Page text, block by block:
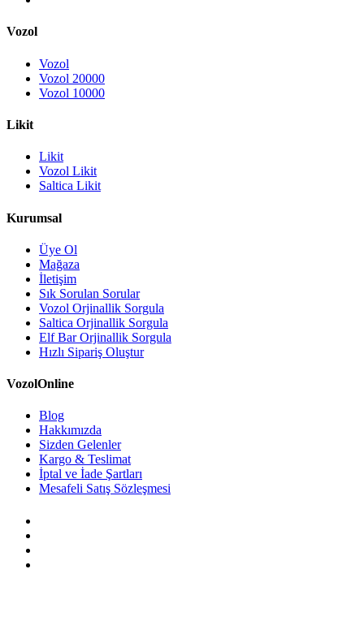
Vozol
Vozol
Vozol 20000
Vozol 10000
Likit
Likit
Vozol Likit
Saltica Likit
Kurumsal
Üye Ol
Mağaza
İletişim
Sık Sorulan Sorular
Vozol Orjinallik Sorgula
Saltica Orjinallik Sorgula
Elf Bar Orjinallik Sorgula
Hızlı Sipariş Oluştur
VozolOnline
Blog
Hakkımızda
Sizden Gelenler
Kargo & Teslimat
İptal ve İade Şartları
Mesafeli Satış Sözleşmesi